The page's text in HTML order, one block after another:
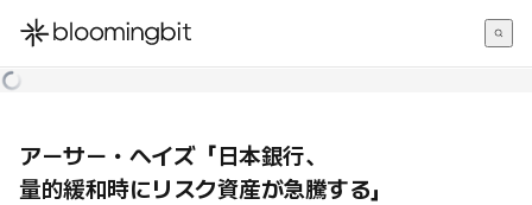
한국어
アーサー・ヘイズ「日本銀行、
量的緩和時にリスク資産が急騰する」